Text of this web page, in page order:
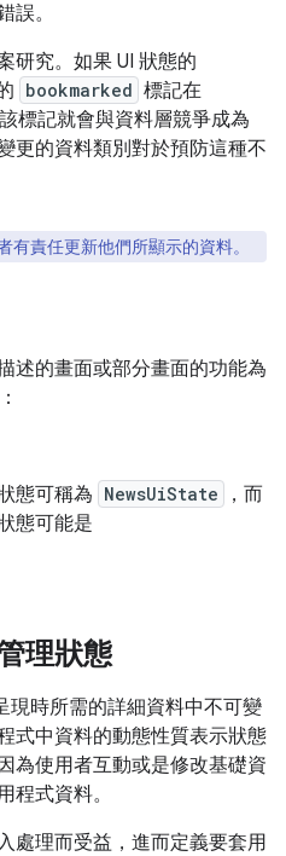
誤。
研究。如果 UI 狀態的
bookmarked 標記在
標記就會與資料層競爭成為
更的資料類別對於預防這種不
有責任更新他們所顯示的資料。
述的畫面或部分畫面的功能為
態可稱為 NewsUiState
，而
態可能是
理狀態
現時所需的詳細資料中不可變
式中資料的動態性質表示狀態
為使用者互動或是修改基礎資
程式資料。
處理而受益，進而定義要套用